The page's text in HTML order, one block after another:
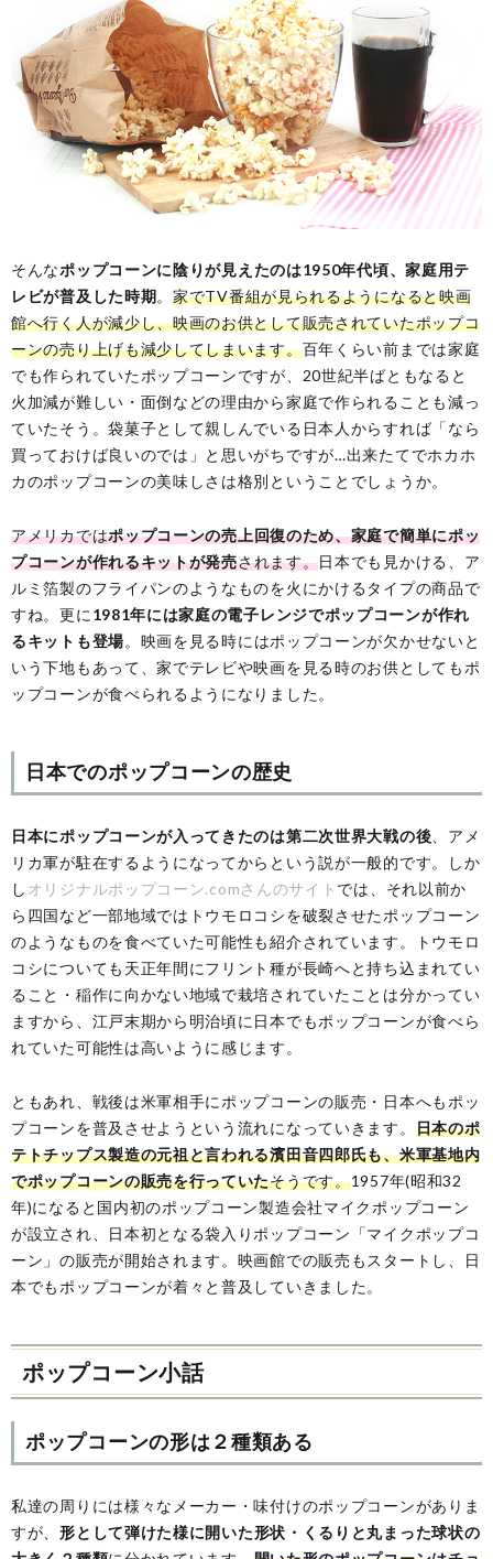
そんなポップコーンに陰りが見えたのは1950年代頃、家庭用テ
レビが普及した時期。家でTV番組が見られるようになると映画
館へ行く人が減少し、映画のお供として販売されていたポップコ
ーンの売り上げも減少してしまいます。百年くらい前までは家庭
でも作られていたポップコーンですが、20世紀半ばともなると
火加減が難しい・面倒などの理由から家庭で作られることも減っ
ていたそう。袋菓子として親しんでいる日本人からすれば「なら
買っておけば良いのでは」と思いがちですが…出来たてでホカホ
カのポップコーンの美味しさは格別ということでしょうか。
アメリカではポップコーンの売上回復のため、家庭で簡単にポッ
プコーンが作れるキットが発売されます。日本でも見かける、ア
ルミ箔製のフライパンのようなものを火にかけるタイプの商品で
すね。更に 1981年には家庭の電子レンジでポップコーンが作れ
るキットも登場。映画を見る時にはポップコーンが欠かせないと
いう下地もあって、家でテレビや映画を見る時のお供としてもポ
ップコーンが食べられるようになりました。
日本でのポップコーンの歴史
日本にポップコーンが入ってきたのは第二次世界大戦の後 、アメ
リカ軍が駐在するようになってからという説が一般的です。しか
し オリジナルポップコーン.comさんのサイト では、それ以前か
ら四国など一部地域ではトウモロコシを破裂させたポップコーン
のようなものを食べていた可能性も紹介されています。トウモロ
コシについても天正年間にフリント種が長崎へと持ち込まれてい
ること・稲作に向かない地域で栽培されていたことは分かってい
ますから、江戸末期から明治頃に日本でもポップコーンが食べら
れていた可能性は高いように感じます。
ともあれ、戦後は米軍相手にポップコーンの販売・日本へもポッ
プコーンを普及させようという流れになっていきます。 日本のポ
テトチップス製造の元祖と言われる濱田音四郎氏も、米軍基地内
でポップコーンの販売を行っていたそうです。1957年(昭和32
年)になると国内初のポップコーン製造会社マイクポップコーン
が設立され、日本初となる袋入りポップコーン「マイクポップコ
ーン」の販売が開始されます。映画館での販売もスタートし、日
本でもポップコーンが着々と普及していきました。
ポップコーン小話
ポップコーンの形は２種類ある
私達の周りには様々なメーカー・味付けのポップコーンがありま
すが、形として弾けた様に開いた形状・くるりと丸まった球状の